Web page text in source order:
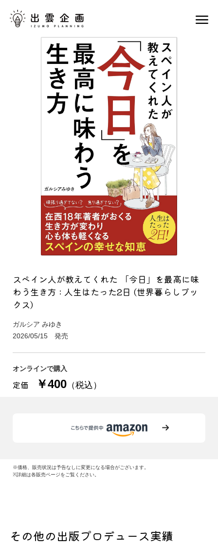
スペイン人が教えてくれた 「今日」を最高に味
わう生き方 : 人生はたった2日 (世界暮らしブッ
クス)
ガルシア みゆき
2026/05/15 発売
オンラインで購入
定価 ￥400 （税込）
※価格、販売状況は予告なしに変更になる場合がございます。
※詳細は各販売ページをご覧ください。
その他の出版プロデュース実績